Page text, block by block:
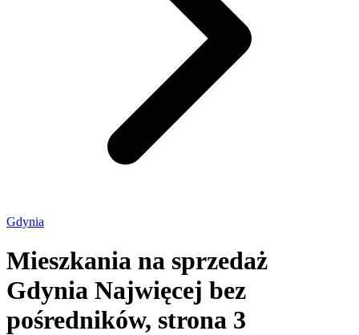
Gdynia
Mieszkania na sprzedaż
Gdynia Najwięcej bez
pośredników, strona 3